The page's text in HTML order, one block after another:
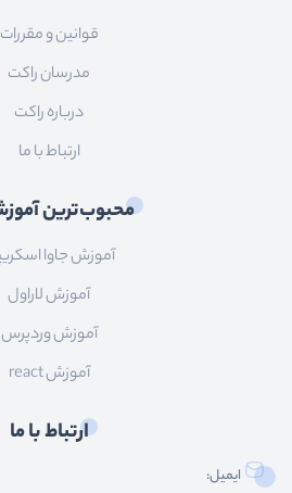
قوانین و مقررات
مدرسان راکت
درباره راکت
ارتباط با ما
محبوب‌ترین
آموزش جاوا
آموزش لاراول
آموزش وردپرس
آموزش react
ارتباط با ما
ایمیل: